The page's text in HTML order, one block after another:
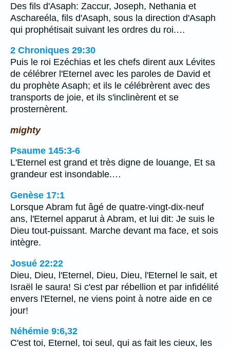
Des fils d'Asaph: Zaccur, Joseph, Nethania et
Aschareéla, fils d'Asaph, sous la direction d'Asaph
qui prophétisait suivant les ordres du roi.…
2 Chroniques 29:30
Puis le roi Ezéchias et les chefs dirent aux Lévites
de célébrer l'Eternel avec les paroles de David et
du prophète Asaph; et ils le célébrèrent avec des
transports de joie, et ils s'inclinèrent et se
prosternèrent.
mighty
Psaume 145:3-6
L'Eternel est grand et très digne de louange, Et sa
grandeur est insondable.…
Genèse 17:1
Lorsque Abram fut âgé de quatre-vingt-dix-neuf
ans, l'Eternel apparut à Abram, et lui dit: Je suis le
Dieu tout-puissant. Marche devant ma face, et sois
intègre.
Josué 22:22
Dieu, Dieu, l'Eternel, Dieu, Dieu, l'Eternel le sait, et
Israël le saura! Si c'est par rébellion et par infidélité
envers l'Eternel, ne viens point à notre aide en ce
jour!
Néhémie 9:6,32
C'est toi, Eternel, toi seul, qui as fait les cieux, les